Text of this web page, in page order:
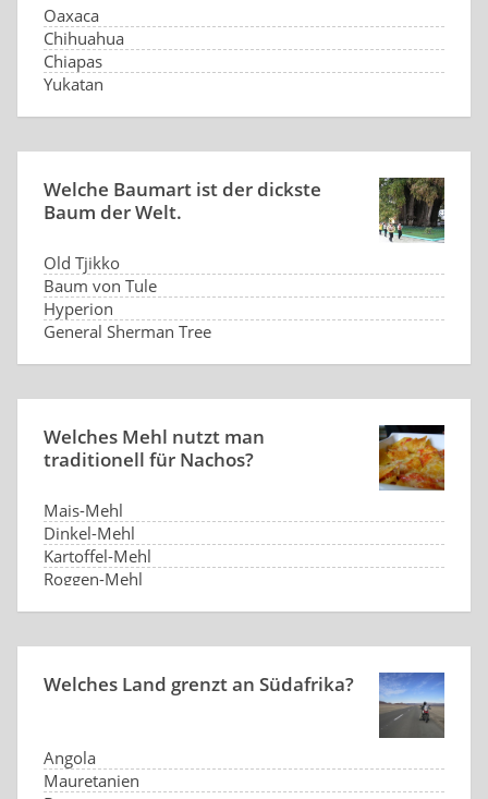
Oaxaca
Chihuahua
Chiapas
Yukatan
Welche Baumart ist der dickste
Baum der Welt.
Old Tjikko
Baum von Tule
Hyperion
General Sherman Tree
Welches Mehl nutzt man
traditionell für Nachos?
Mais-Mehl
Dinkel-Mehl
Kartoffel-Mehl
Roggen-Mehl
Welches Land grenzt an Südafrika?
Angola
Mauretanien